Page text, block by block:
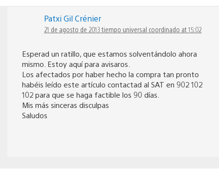
Patxi Gil Crénier
21 de agosto de 2013 tiempo universal coordinado at 15:02
Esperad un ratillo, que estamos solventándolo ahora
mismo. Estoy aquí para avisaros.
Los afectados por haber hecho la compra tan pronto
habéis leído este artículo contactad al SAT en 902 102
102 para que se haga factible los 90 días.
Mis más sinceras disculpas
Saludos